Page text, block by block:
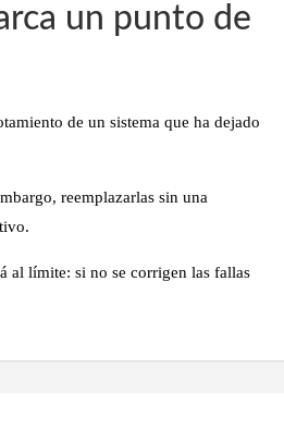
un punto de
de un sistema que ha dejado
reemplazarlas sin una
.
al límite: si no se corrigen las fallas